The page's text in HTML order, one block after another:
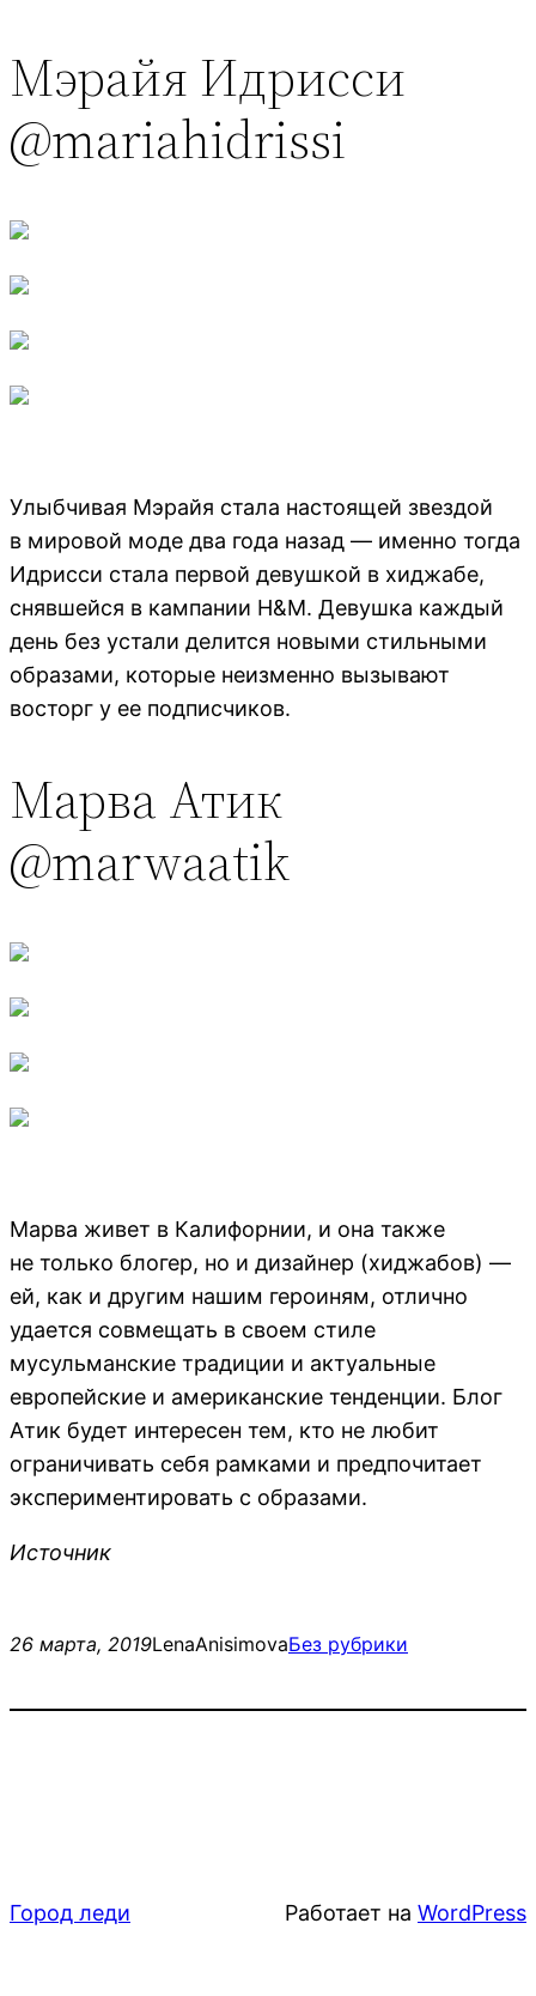
Мэрайя Идрисси
@mariahidrissi
Улыбчивая Мэрайя стала настоящей звездой
в мировой моде два года назад — именно тогда
Идрисси стала первой девушкой в хиджабе,
снявшейся в кампании H&M. Девушка каждый
день без устали делится новыми стильными
образами, которые неизменно вызывают
восторг у ее подписчиков.
Марва Атик
@marwaatik
Марва живет в Калифорнии, и она также
не только блогер, но и дизайнер (хиджабов) —
ей, как и другим нашим героиням, отлично
удается совмещать в своем стиле
мусульманские традиции и актуальные
европейские и американские тенденции. Блог
Атик будет интересен тем, кто не любит
ограничивать себя рамками и предпочитает
экспериментировать с образами.
Источник
26 марта, 2019LenaAnisimovaБез рубрики
Город леди Работает на WordPress